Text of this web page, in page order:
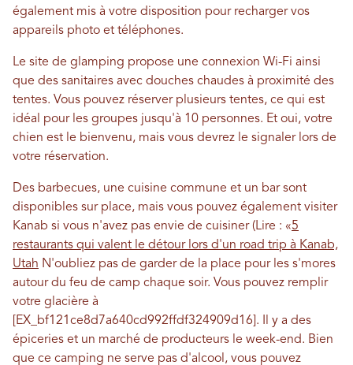
également mis à votre disposition pour recharger vos
appareils photo et téléphones.
Le site de glamping propose une connexion Wi-Fi ainsi
que des sanitaires avec douches chaudes à proximité des
tentes. Vous pouvez réserver plusieurs tentes, ce qui est
idéal pour les groupes jusqu'à 10 personnes. Et oui, votre
chien est le bienvenu, mais vous devrez le signaler lors de
votre réservation.
Des barbecues, une cuisine commune et un bar sont
disponibles sur place, mais vous pouvez également visiter
Kanab si vous n'avez pas envie de cuisiner (Lire : «5
restaurants qui valent le détour lors d'un road trip à Kanab,
Utah N'oubliez pas de garder de la place pour les s'mores
autour du feu de camp chaque soir. Vous pouvez remplir
votre glacière à
[EX_bf121ce8d7a640cd992ffdf324909d16]. Il y a des
épiceries et un marché de producteurs le week-end. Bien
que ce camping ne serve pas d'alcool, vous pouvez